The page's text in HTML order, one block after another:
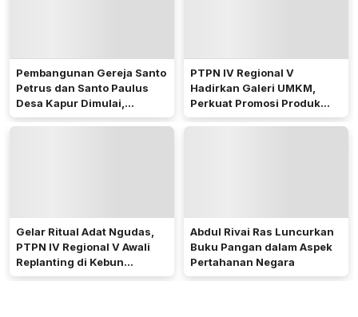
Pembangunan Gereja Santo
Petrus dan Santo Paulus
Desa Kapur Dimulai,
Pemkab Kubu Raya Siapkan
PTPN IV Regional V
Hadirkan Galeri UMKM,
Perkuat Promosi Produk
Mitra Binaan Melalui Inovasi
Gelar Ritual Adat Ngudas,
PTPN IV Regional V Awali
Replanting di Kebun
Kembayan
Abdul Rivai Ras Luncurkan
Buku Pangan dalam Aspek
Pertahanan Negara